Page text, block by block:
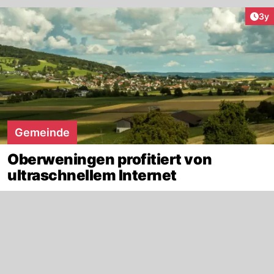
3y
Gemeinde
Oberweningen profitiert von
ultraschnellem Internet